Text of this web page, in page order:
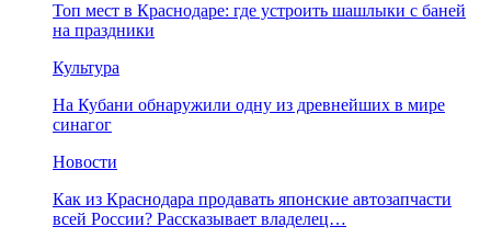
Топ мест в Краснодаре: где устроить шашлыки с баней
на праздники
Культура
На Кубани обнаружили одну из древнейших в мире
синагог
Новости
Как из Краснодара продавать японские автозапчасти
всей России? Рассказывает владелец…